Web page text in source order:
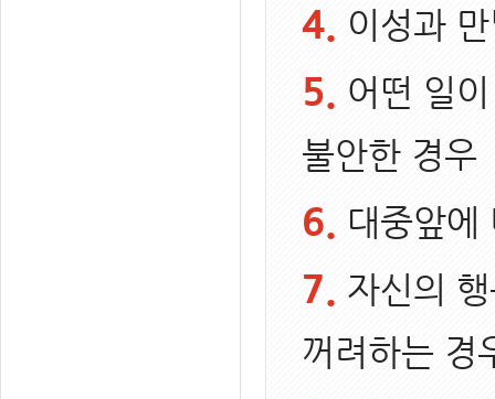
4. 이성과
5. 어떤 일
불안한 경우
6. 대중앞에
7. 자신의
꺼려하는 경